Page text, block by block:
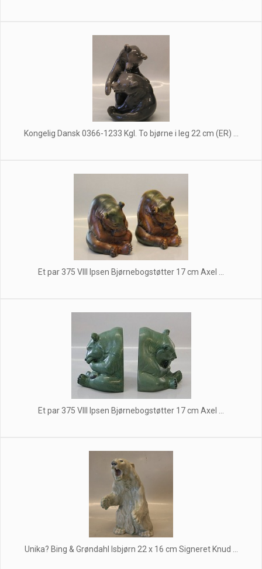
Kongelig Dansk 0366-1233 Kgl. To bjørne i leg 22 cm (ER) ...
Et par 375 VIII Ipsen Bjørnebogstøtter 17 cm Axel ...
Et par 375 VIII Ipsen Bjørnebogstøtter 17 cm Axel ...
Unika? Bing & Grøndahl Isbjørn 22 x 16 cm Signeret Knud ...